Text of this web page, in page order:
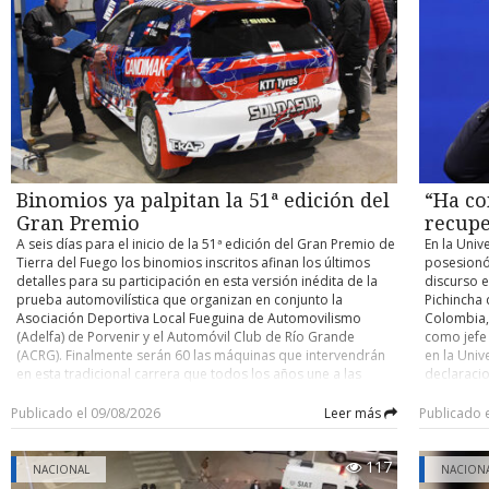
atribuido a Irán. Con información de Infobae
accidente y determinar eventuales responsabilidades. Su
control de detención quedó fijado para este domingo.
el
acceder
cerrado
y
Binomios ya palpitan la 51ª edición del
Gran Premio
A seis días para el inicio de la 51ª edición del Gran Premio de
Tierra del Fuego los binomios inscritos afinan los últimos
detalles para su participación en esta versión inédita de la
prueba automovilística que organizan en conjunto la
Asociación Deportiva Local Fueguina de Automovilismo
(Adelfa) de Porvenir y el Automóvil Club de Río Grande
(ACRG). Finalmente serán 60 las máquinas que intervendrán
en esta tradicional carrera que todos los años une a las
vuelta, con partida y llegada este año en la capital fueguina.
Como es ya conocido, para esta versión los organizadores
determinaron que la carrera se dispute por etapas,
reemplazando lo que se realizaba hasta la edición pasada
que era de bandera a bandera y sin detenciones entremedio
Publicado el 09/08/2026 Leer más
“Ha
En la
discurso
Pichincha
como
en la
nacional”
país. En
Ha
autoridad
Publicado
NACIONAL 117